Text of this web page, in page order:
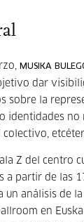
MUSIKA
dar
sobre la
identidades
Z del centro
a partir de las
un análisis de
en